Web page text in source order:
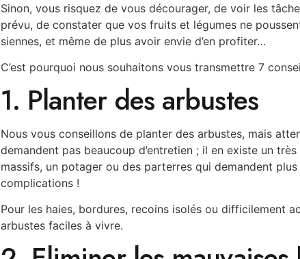
Sinon, vous risquez de vous décourager, de voir les
prévu, de constater que vos fruits et légumes ne
siennes, et même de plus avoir envie d’en profiter…
C’est pourquoi nous souhaitons vous transmettre 7
1. Planter des arbustes
Nous vous conseillons de planter des arbustes, mais
demandent pas beaucoup d’entretien ; il en existe un
massifs, un potager ou des parterres qui demandent
complications !
Pour les haies, bordures, recoins isolés ou difficilement
arbustes faciles à vivre.